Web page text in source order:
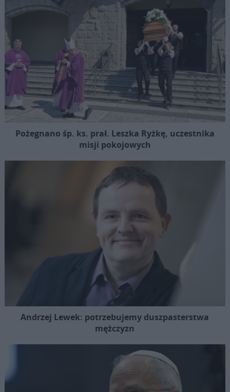
Pożegnano śp. ks. prał. Leszka Ryżkę, uczestnika
misji pokojowych
Andrzej Lewek: potrzebujemy duszpasterstwa
mężczyzn